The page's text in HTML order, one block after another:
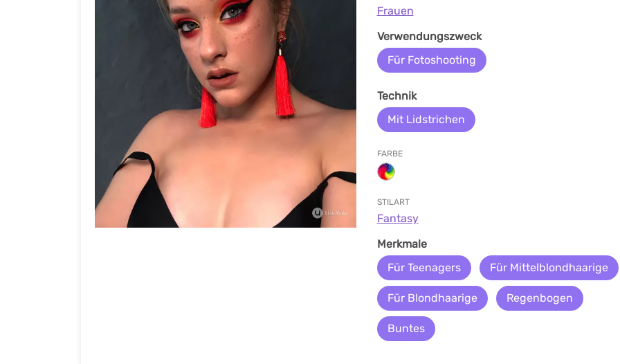
Frauen
Verwendungszweck
Für Fotoshooting
Technik
Mit Lidstrichen
FARBE
STILART
Fantasy
Merkmale
Für Teenagers
Für Mittelblondhaarige
Für Blondhaarige Regenbogen
Buntes